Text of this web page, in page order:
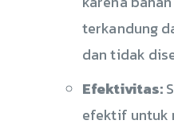
terkandung
dan tidak
Efektivitas:
efektif untuk